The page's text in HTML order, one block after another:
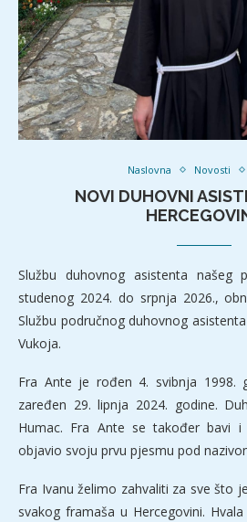
Naslovna Novosti
NOVI DUHOVNI
Službu duhovnog asistenta našeg
studenog 2024. do srpnja 2026.,
Službu područnog duhovnog
Vukoja.
Fra Ante je rođen 4. svibnja 1998.
zaređen 29. lipnja 2024. godine.
Humac. Fra Ante se također bavi
objavio svoju prvu pjesmu pod
Fra Ivanu želimo zahvaliti za sve što
svakog framaša u Hercegovini.